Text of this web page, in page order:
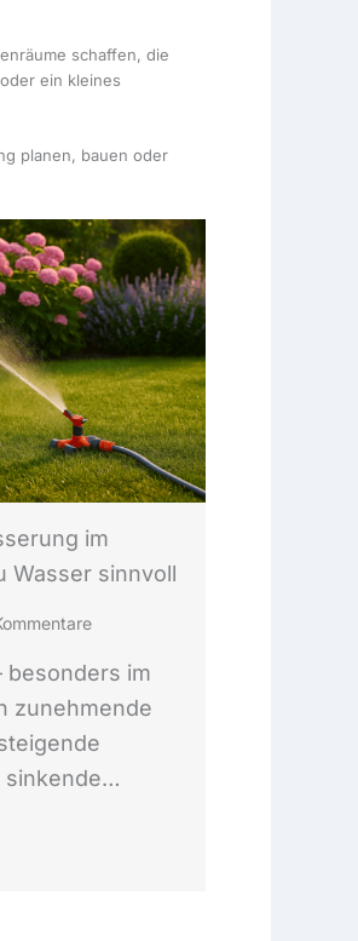
schaffen, die
ein kleines
planen, bauen oder
im
Wasser sinnvoll
besonders im
zunehmende
sinkende…